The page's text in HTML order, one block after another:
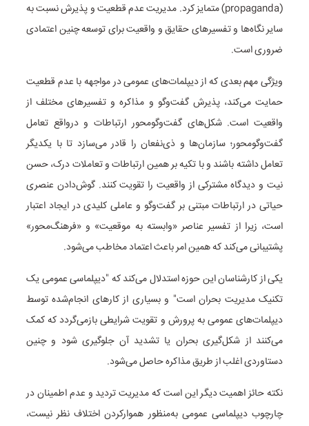
(propaganda) متمایز کرد. مدیریت عدم قطعیت و پذیرش نسبت به
سایر نگاه‌ها و تفسیرهای حقایق و واقعیت برای توسعه چنین اعتمادی
ضروری است.
ویژگی مهم بعدی که از دیپلمات‌های عمومی در مواجهه با عدم قطعیت
حمایت می‌کند، پذیرش گفت‌وگو و مذاکره و تفسیرهای مختلف از
واقعیت است. شکل‌های گفت‌وگومحور ارتباطات و درواقع تعامل
گفت‌وگومحور؛ سازمان‌ها و ذی‌نفعان را قادر می‌سازد تا با یکدیگر
تعامل داشته باشند و با تکیه بر همین ارتباطات و تعاملات درک، حسن
نیت و دیدگاه مشترکی از واقعیت را تقویت کنند. گوش‌دادن عنصری
حیاتی در ارتباطات مبتنی بر گفت‌وگو و عاملی کلیدی در ایجاد اعتبار
است، زیرا از تفسیر عناصر «وابسته به موقعیت» و «فرهنگ‌محور»
پشتیبانی می‌کند که همین امر باعث اعتماد مخاطب می‌شود.
یکی از کارشناسان این حوزه استدلال می‌کند که "دیپلماسی عمومی یک
تکنیک مدیریت بحران است" و بسیاری از کارهای انجام‌شده توسط
دیپلمات‌های عمومی به پرورش و تقویت شرایطی بازمی‌گردد که کمک
می‌کنند از شکل‌گیری بحران یا تشدید آن جلوگیری شود و چنین
دستاوردی اغلب از طریق مذاکره حاصل می‌شود.
نکته حائز اهمیت دیگر این است که مدیریت تردید و عدم اطمینان در
چارچوب دیپلماسی عمومی به‌منظور هموارکردن اختلاف نظر نیست،